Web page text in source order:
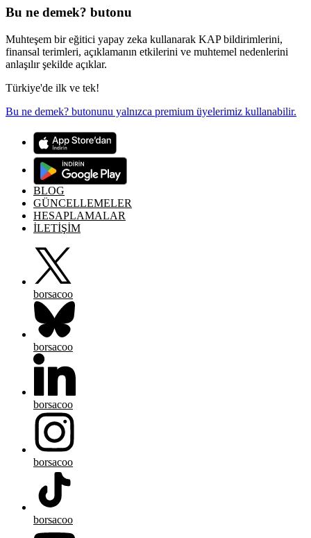
Bu ne demek? butonu
Muhteşem bir eğitici yapay zeka kullanarak KAP bildirimlerini,
finansal terimleri, açıklamanın etkilerini ve muhtemel nedenlerini
anlaşılır şekilde açıklar.
Türkiye'de ilk ve tek!
Bu ne demek? butonunu yalnızca premium üyelerimiz kullanabilir.
BLOG
GÜNCELLEMELER
HESAPLAMALAR
İLETİŞİM
borsacoo
borsacoo
borsacoo
borsacoo
borsacoo